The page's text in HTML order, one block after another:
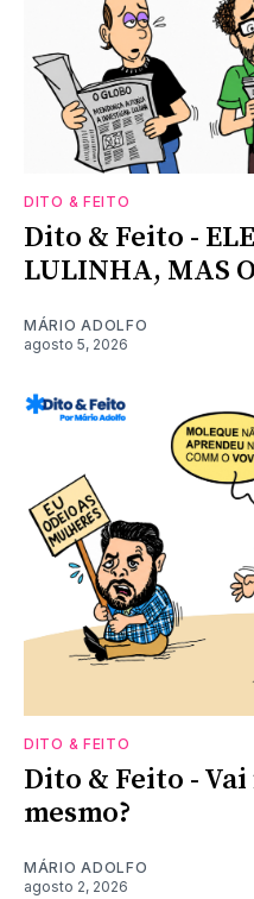
DITO & FEITO
Dito & Feito -
LULINHA, MAS
MÁRIO ADOLFO
agosto 5, 2026
DITO & FEITO
Dito & Feito -
mesmo?
MÁRIO ADOLFO
agosto 2, 2026